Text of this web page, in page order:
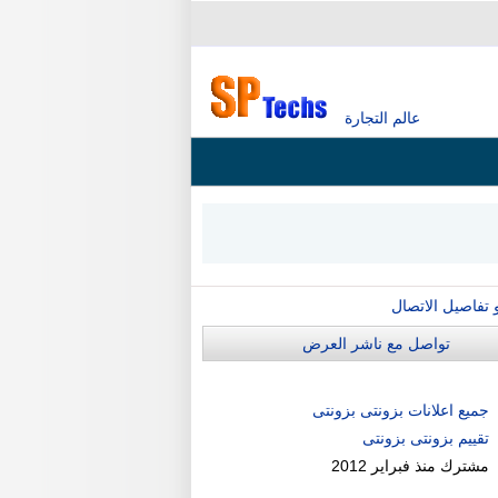
عالم التجارة
تفاصيل الاتصال
تواصل مع ناشر العرض
جميع اعلانات بزونتى بزونتى
تقييم بزونتى بزونتى
مشترك منذ فبراير 2012